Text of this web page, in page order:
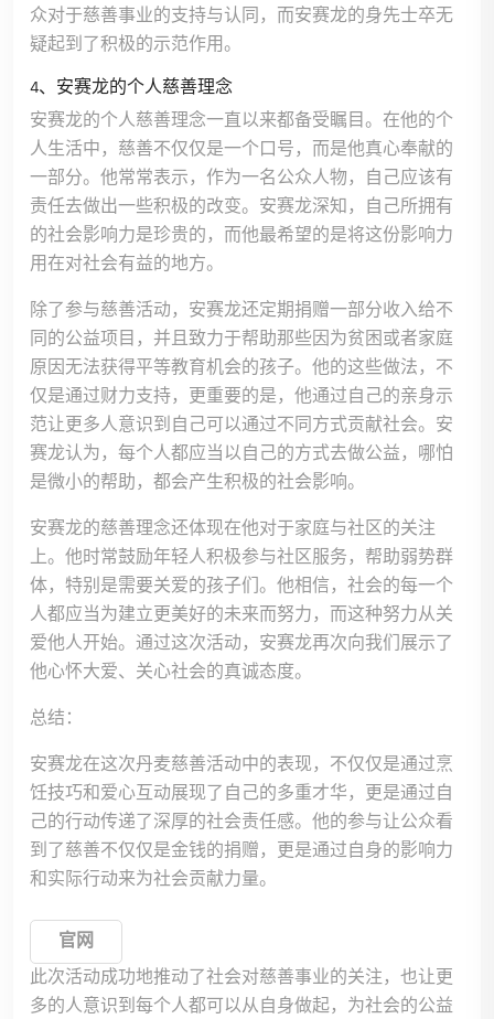
众对于慈善事业的支持与认同，而安赛龙的身先士卒无
疑起到了积极的示范作用。
4、安赛龙的个人慈善理念
安赛龙的个人慈善理念一直以来都备受瞩目。在他的个
人生活中，慈善不仅仅是一个口号，而是他真心奉献的
一部分。他常常表示，作为一名公众人物，自己应该有
责任去做出一些积极的改变。安赛龙深知，自己所拥有
的社会影响力是珍贵的，而他最希望的是将这份影响力
用在对社会有益的地方。
除了参与慈善活动，安赛龙还定期捐赠一部分收入给不
同的公益项目，并且致力于帮助那些因为贫困或者家庭
原因无法获得平等教育机会的孩子。他的这些做法，不
仅是通过财力支持，更重要的是，他通过自己的亲身示
范让更多人意识到自己可以通过不同方式贡献社会。安
赛龙认为，每个人都应当以自己的方式去做公益，哪怕
是微小的帮助，都会产生积极的社会影响。
安赛龙的慈善理念还体现在他对于家庭与社区的关注
上。他时常鼓励年轻人积极参与社区服务，帮助弱势群
体，特别是需要关爱的孩子们。他相信，社会的每一个
人都应当为建立更美好的未来而努力，而这种努力从关
爱他人开始。通过这次活动，安赛龙再次向我们展示了
他心怀大爱、关心社会的真诚态度。
总结：
安赛龙在这次丹麦慈善活动中的表现，不仅仅是通过烹
饪技巧和爱心互动展现了自己的多重才华，更是通过自
己的行动传递了深厚的社会责任感。他的参与让公众看
到了慈善不仅仅是金钱的捐赠，更是通过自身的影响力
和实际行动来为社会贡献力量。
官网
此次活动成功地推动了社会对慈善事业的关注，也让更
多的人意识到每个人都可以从自身做起，为社会的公益